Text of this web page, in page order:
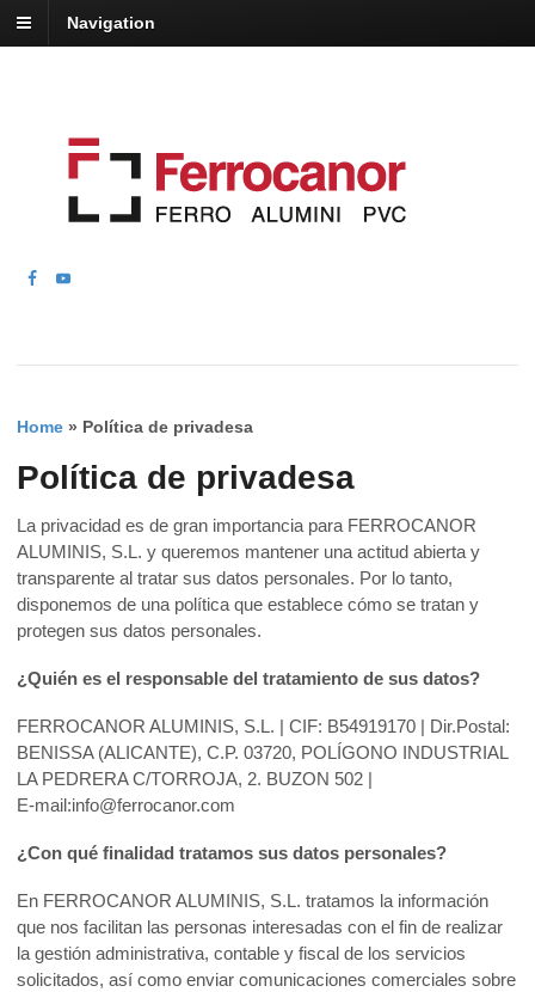
Navigation
Home » Política de privadesa
Política de privadesa
La privacidad es de gran importancia para FERROCANOR
ALUMINIS, S.L. y queremos mantener una actitud abierta y
transparente al tratar sus datos personales. Por lo tanto,
disponemos de una política que establece cómo se tratan y
protegen sus datos personales.
¿Quién es el responsable del tratamiento de sus datos?
FERROCANOR ALUMINIS, S.L. | CIF: B54919170 | Dir.Postal:
BENISSA (ALICANTE), C.P. 03720, POLÍGONO INDUSTRIAL
LA PEDRERA C/TORROJA, 2. BUZON 502 |
E-mail:info@ferrocanor.com
¿Con qué finalidad tratamos sus datos personales?
En FERROCANOR ALUMINIS, S.L. tratamos la información
que nos facilitan las personas interesadas con el fin de realizar
la gestión administrativa, contable y fiscal de los servicios
solicitados, así como enviar comunicaciones comerciales sobre